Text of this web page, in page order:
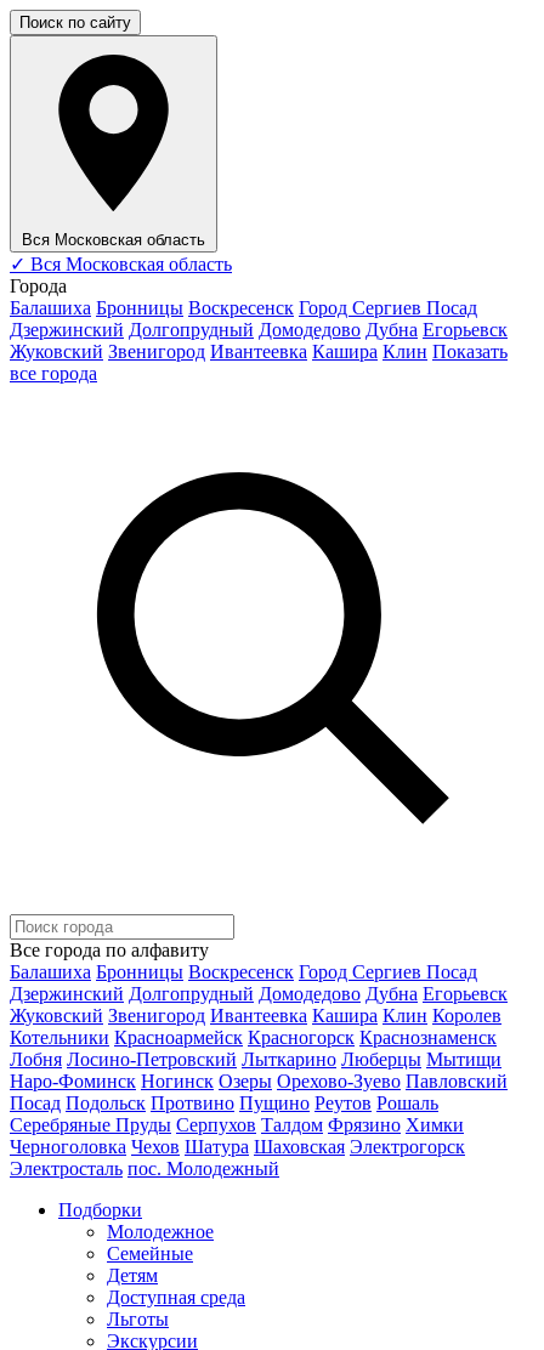
Поиск по сайту
Вся Московская область
✓ Вся Московская область
Города
Балашиха Бронницы Воскресенск Город Сергиев Посад
Дзержинский Долгопрудный Домодедово Дубна Егорьевск
Жуковский Звенигород Ивантеевка Кашира Клин Показать
все города
Все города по алфавиту
Балашиха Бронницы Воскресенск Город Сергиев Посад
Дзержинский Долгопрудный Домодедово Дубна Егорьевск
Жуковский Звенигород Ивантеевка Кашира Клин Королев
Котельники Красноармейск Красногорск Краснознаменск
Лобня Лосино-Петровский Лыткарино Люберцы Мытищи
Наро-Фоминск Ногинск Озеры Орехово-Зуево Павловский
Посад Подольск Протвино Пущино Реутов Рошаль
Серебряные Пруды Серпухов Талдом Фрязино Химки
Черноголовка Чехов Шатура Шаховская Электрогорск
Электросталь пос. Молодежный
Подборки
Молодежное
Семейные
Детям
Доступная среда
Льготы
Экскурсии